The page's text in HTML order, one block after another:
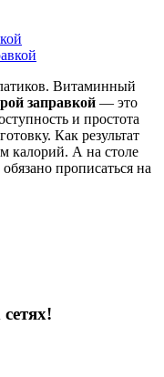
Витаминный
заправкой — это
и простота
Как результат
калорий. А на столе
прописаться на